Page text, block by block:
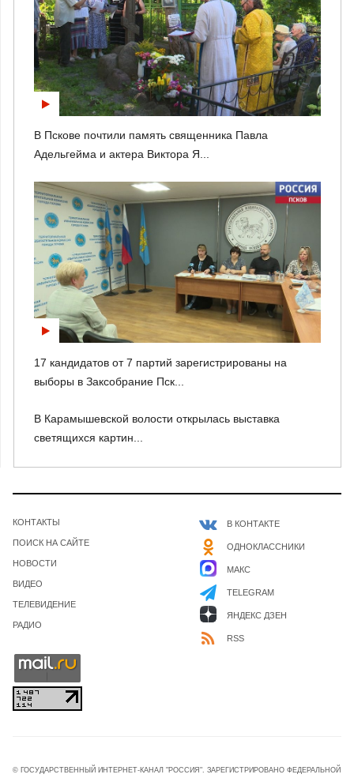
В Пскове почтили память священника Павла
Адельгейма и актера Виктора Я...
17 кандидатов от 7 партий зарегистрированы на
выборы в Заксобрание Пск...
В Карамышевской волости открылась выставка
светящихся картин...
КОНТАКТЫ
ПОИСК НА САЙТЕ
НОВОСТИ
ВИДЕО
ТЕЛЕВИДЕНИЕ
РАДИО
В КОНТАКТЕ
ОДНОКЛАССНИКИ
МАКС
TELEGRAM
ЯНДЕКС ДЗЕН
RSS
© ГОСУДАРСТВЕННЫЙ ИНТЕРНЕТ-КАНАЛ "РОССИЯ". ЗАРЕГИСТРИРОВАНО ФЕДЕРАЛЬНОЙ